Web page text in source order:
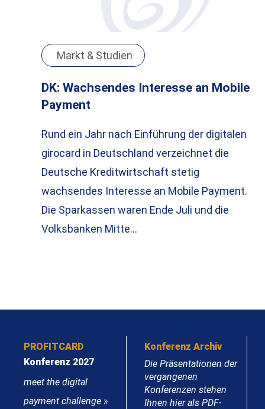
Markt & Studien
DK: Wachsendes Interesse an Mobile
Payment
Rund ein Jahr nach Einführung der digitalen
girocard in Deutschland verzeichnet die
Deutsche Kreditwirtschaft stetig
wachsendes Interesse an Mobile Payment.
Die Sparkassen waren Ende Juli und die
Volksbanken Mitte…
PROFITCARD
Konferenz 2027
meet the digital
payment challenge »
Konferenz Archiv
Die Präsentationen der
vergangenen
Konferenzen stehen
Ihnen hier als PDF-